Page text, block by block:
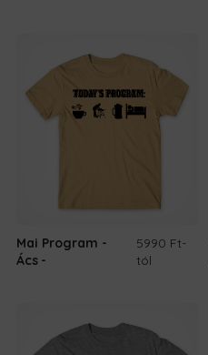
Mai Program -
Ács
5990 Ft-
tól